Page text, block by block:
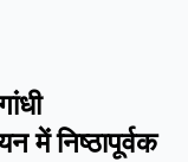
में निष्ठापूर्वक